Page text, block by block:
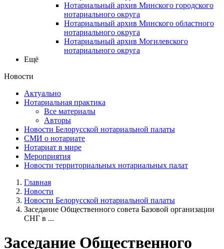
Нотариальный архив Минского городского
нотариального округа
Нотариальный архив Минского областного
нотариального округа
Нотариальный архив Могилевского
нотариального округа
Ещё
Новости
Актуально
Нотариальная практика
Все материалы
Авторы
Новости Белорусской нотариальной палаты
СМИ о нотариате
Нотариат в мире
Мероприятия
Новости территориальных нотариальных палат
Главная
Новости
Новости Белорусской нотариальной палаты
Заседание Общественного совета Базовой организации
СНГ в ...
Заседание Общественного